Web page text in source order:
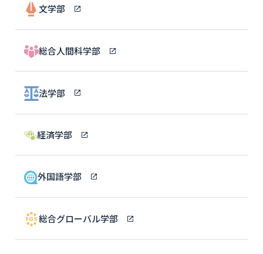
文学部
総合人間科学部
法学部
経済学部
外国語学部
総合グローバル学部